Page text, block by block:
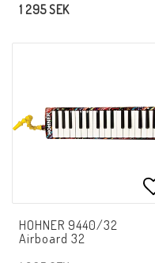
1 295 SEK
HOHNER 9440/32
Airboard 32